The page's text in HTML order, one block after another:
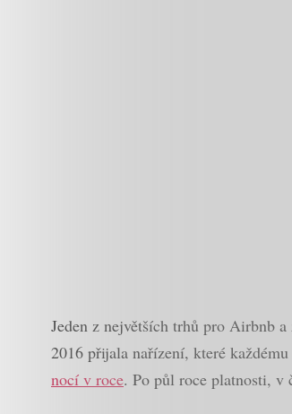
Jeden z největších trhů pro Airbnb
2016 přijala nařízení, které
nocí v roce. Po půl roce platnosti, v